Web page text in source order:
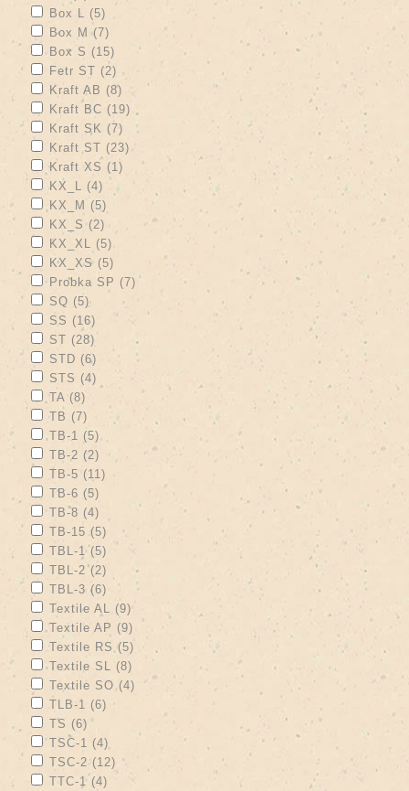
Apply Box L filter
Box L (5)
Apply Box M filter
Box M (7) Apply Box M filter
Apply Box S filter
Box S (15) Apply Box S filter
Apply Fetr ST filter
Fetr ST (2)
Apply Kraft AB filter
Kraft AB (8) Apply Kraft AB filter
Apply Kraft BC filter
Kraft BC (19)
Apply Kraft SK filter
Kraft SK (7) Apply Kraft SK filter
Apply Kraft ST filter
Kraft ST (23)
Apply Kraft XS filter
Kraft XS (1) Apply Kraft XS filter
Apply KX_L filter
KX_L (4)
Apply KX_M filter
KX_M (5)
Apply KX_S filter
KX_S (2) Apply KX_S filter
Apply KX_XL filter
KX_XL (5)
Apply KX_XS filter
KX_XS (5) Apply KX_XS filter
Apply Probka SP filter
Probka SP (7) Apply Probka SP filter
Apply SQ filter
SQ (5) Apply SQ filter
Apply SS filter
SS (16) Apply SS filter
Apply ST filter
ST (28) Apply ST filter
Apply STD filter
STD (6) Apply STD filter
Apply STS filter
STS (4)
Apply TA filter
TA (8) Apply TA filter
Apply TB filter
TB (7)
Apply TB-1 filter
TB-1 (5)
Apply TB-2 filter
TB-2 (2) Apply TB-2 filter
Apply TB-5 filter
TB-5 (11)
Apply TB-6 filter
TB-6 (5) Apply TB-6 filter
Apply TB-8 filter
TB-8 (4) Apply TB-8 filter
Apply TB-15 filter
TB-15 (5) Apply TB-15 filter
Apply TBL-1 filter
TBL-1 (5)
Apply TBL-2 filter
TBL-2 (2) Apply TBL-2 filter
Apply TBL-3 filter
TBL-3 (6) Apply TBL-3 filter
Apply Textile AL filter
Textile AL (9)
Apply Textile AP filter
Textile AP (9)
Apply Textile RS filter
Textile RS (5) Apply Textile RS filter
Apply Textile SL filter
Textile SL (8) Apply Textile SL filter
Apply Textile SO filter
Textile SO (4) Apply Textile SO filter
Apply TLB-1 filter
TLB-1 (6)
Apply TS filter
TS (6) Apply TS filter
Apply TSC-1 filter
TSC-1 (4) Apply TSC-1 filter
Apply TSC-2 filter
TSC-2 (12) Apply TSC-2 filter
Apply TTC-1 filter
TTC-1 (4)